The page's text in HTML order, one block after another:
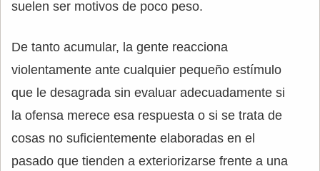
suelen ser motivos de poco peso.
De tanto acumular, la gente reacciona
violentamente ante cualquier pequeño estímulo
que le desagrada sin evaluar adecuadamente si
la ofensa merece esa respuesta o si se trata de
cosas no suficientemente elaboradas en el
pasado que tienden a exteriorizarse frente a una